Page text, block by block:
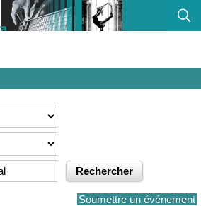
Soumettre un événement